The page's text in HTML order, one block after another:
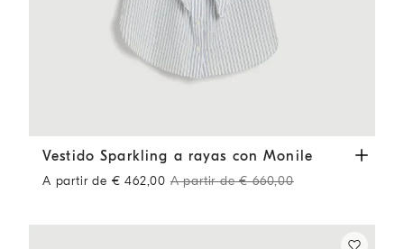
Vestido Sparkling a rayas con Monile Celeste
Vestido Sparkling a rayas con Monile
A partir de € 462,00 A partir de € 660,00